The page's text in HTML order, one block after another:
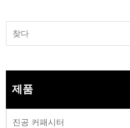
제품
진공 커패시터